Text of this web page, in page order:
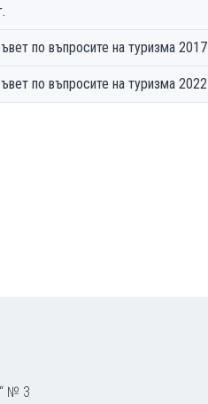
по въпросите на туризма 2017
по въпросите на туризма 2022
№ 3